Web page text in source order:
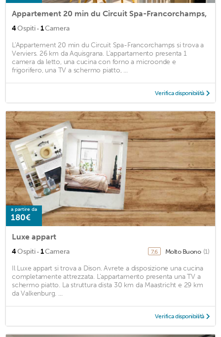
Appartement 20 min du Circuit Spa-Francorchamps,
4Ospiti · 1Camera
L'Appartement 20 min du Circuit Spa-Francorchamps si trova a
Verviers. 26 km da Aquisgrana. L'appartamento presenta 1
camera da letto, una cucina con forno a microonde e
frigorifero, una TV a schermo piatto, ...
Verifica disponibilità
a partire da
180€
Luxe appart
4Ospiti · 1Camera 7,6 Molto Buono (1)
Il Luxe appart si trova a Dison. Avrete a disposizione una cucina
completamente attrezzata. L'appartamento presenta una TV a
schermo piatto. La struttura dista 30 km da Maastricht e 29 km
da Valkenburg. ...
Verifica disponibilità